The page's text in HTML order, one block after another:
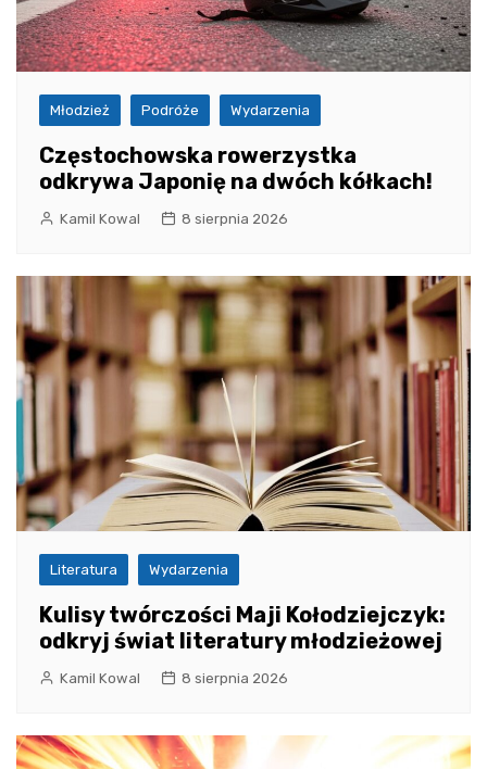
Młodzież Podróże Wydarzenia
Częstochowska rowerzystka
odkrywa Japonię na dwóch kółkach!
Kamil Kowal 8 sierpnia 2026
Literatura Wydarzenia
Kulisy twórczości Maji Kołodziejczyk:
odkryj świat literatury młodzieżowej
Kamil Kowal 8 sierpnia 2026